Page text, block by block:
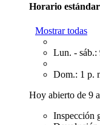
Horario estándar
Mostrar todas
Lun. - sáb.:
Dom.: 1 p.
Hoy abierto de 9
Inspección